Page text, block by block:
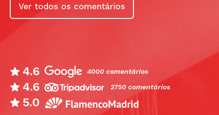
Ver todos os comentários
4.6 4000 comentários
4.6 2750 comentários
5.0